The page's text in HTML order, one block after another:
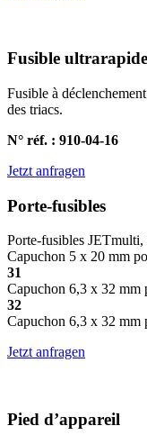
Fusible ultrarapide
Fusible à
des triacs.
N° réf. : 910-04-16
Jetzt anfragen
Porte-fusibles
Porte-fusibles JETmulti,
Capuchon 5 x 20 mm
31
Capuchon 6,3 x 32
32
Capuchon 6,3 x 32 mm
Jetzt anfragen
Pied d’appareil